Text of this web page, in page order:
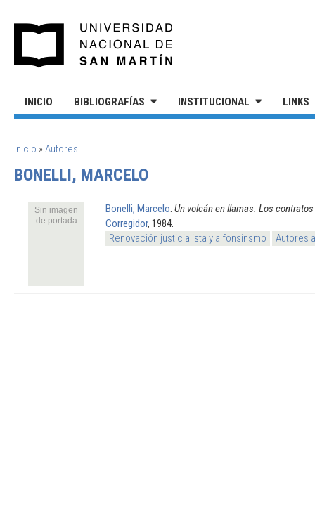
INICIO BIBLIOGRAFÍAS INSTITUCIONAL LINKS
SE ENCUENTRA USTED AQUÍ
Inicio »Autores
BONELLI, MARCELO
Sin imagen
de portada
Bonelli, Marcelo Un volcán en llamas. Los
Corregidor, 1984.
Renovación justicialista y alfonsinsmo
Autores